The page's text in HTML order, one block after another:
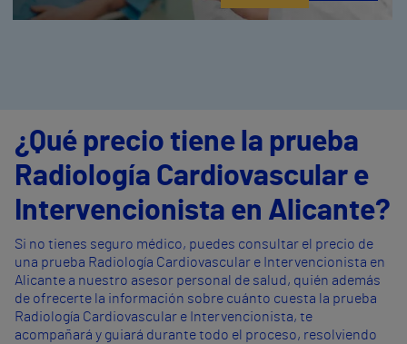
¿Qué precio tiene la prueba
Radiología Cardiovascular e
Intervencionista en Alicante?
Si no tienes seguro médico, puedes consultar el precio de
una prueba Radiología Cardiovascular e Intervencionista en
Alicante a nuestro asesor personal de salud, quién además
de ofrecerte la información sobre cuánto cuesta la prueba
Radiología Cardiovascular e Intervencionista, te
acompañará y guiará durante todo el proceso, resolviendo